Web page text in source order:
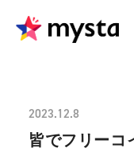
2023.12.8
皆でフリーコ